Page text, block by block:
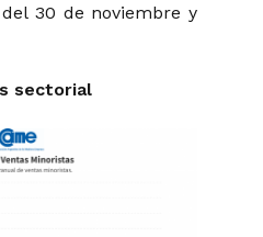
30 de noviembre y
sectorial